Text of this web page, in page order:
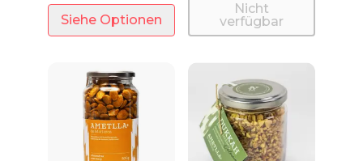
Siehe Optionen
Nicht
verfügbar